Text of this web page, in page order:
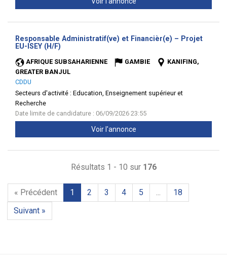
Responsable Administratif(ve) et Financièr(e) – Projet
EU-ISEY (H/F)
AFRIQUE SUBSAHARIENNE GAMBIE
KANIFING,
GREATER BANJUL
CDDU
Secteurs d'activité : Education, Enseignement supérieur et
Recherche
Date limite de candidature : 06/09/2026 23:55
Voir l'annonce
Résultats 1 - 10 sur 176
« Précédent 1 2 3 4 5 ...
18
Suivant »